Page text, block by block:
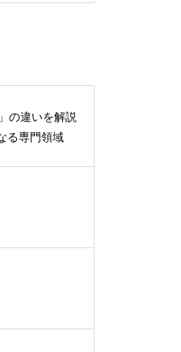
の違いを解説
る専門領域